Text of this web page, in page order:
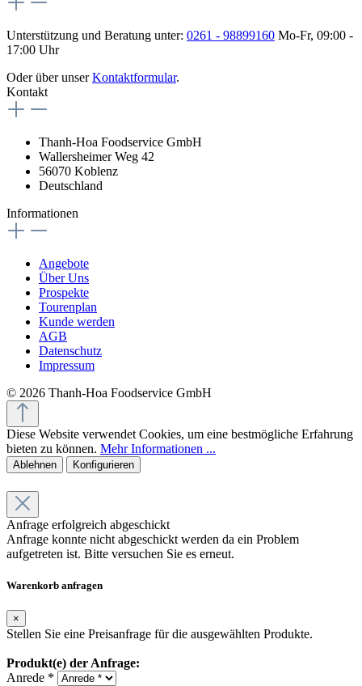
Unterstützung und Beratung unter: 0261 - 98899160 Mo-Fr, 09:00 -
17:00 Uhr
Oder über unserKontaktformular.
Kontakt
Thanh-Hoa Foodservice GmbH
Wallersheimer Weg 42
56070 Koblenz
Deutschland
Informationen
Angebote
Über Uns
Prospekte
Tourenplan
Kunde werden
AGB
Datenschutz
Impressum
© 2026 Thanh-Hoa Foodservice GmbH
Diese Website verwendet Cookies, um eine bestmögliche Erfahrung
bieten zu können. Mehr Informationen ...
Ablehnen Konfigurieren
Anfrage erfolgreich abgeschickt
Anfrage konnte nicht abgeschickt werden da ein Problem
aufgetreten ist. Bitte versuchen Sie es erneut.
Warenkorb anfragen
×
Stellen Sie eine Preisanfrage für die ausgewählten Produkte.
Produkt(e) der Anfrage:
Anrede *